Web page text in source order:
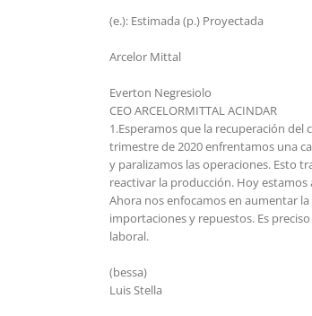
(e.): Estimada (p.) Proyectada
Arcelor Mittal
Everton Negresiolo
CEO ARCELORMITTAL ACINDAR
1.Esperamos que la recuperación
trimestre de 2020 enfrentamos una
y paralizamos las operaciones. Esto
reactivar la producción. Hoy
Ahora nos enfocamos en aumentar
importaciones y repuestos. Es
laboral.
(bessa)
Luis Stella